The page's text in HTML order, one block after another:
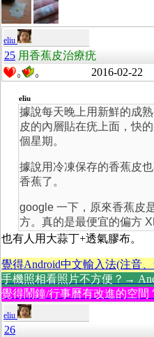
eliu
25 用香蕉皮治療疣
0 0 2016-02-22
eliu
據說每天晚上用新鮮的成
皮的內層貼在疣上面，快
個星期。
據說用冷凍保存的香蕉皮
香蕉了。
google 一下，原來香蕉皮
方。真的是最便宜的偏方
也有人用大蒜丁+透氣膠布。
覺得Android中文輸入法(注音
手機照相看照片不方便？→
覺得鬧鐘/行事曆有改進的空
eliu
26